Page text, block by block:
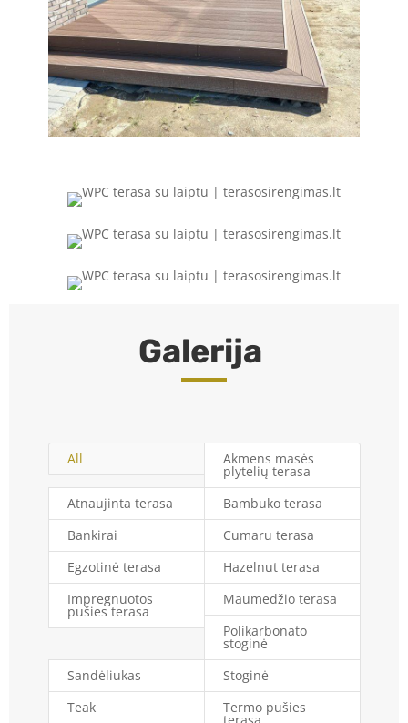
Galerija
All Akmens masės
plytelių terasa
Atnaujinta terasa
Bambuko terasa
Bankirai
Cumaru terasa
Egzotinė terasa
Hazelnut terasa
Impregnuotos
pušies terasa
Maumedžio terasa
Polikarbonato
stoginė
Sandėliukas
Stoginė
Teak
Termo pušies
terasa